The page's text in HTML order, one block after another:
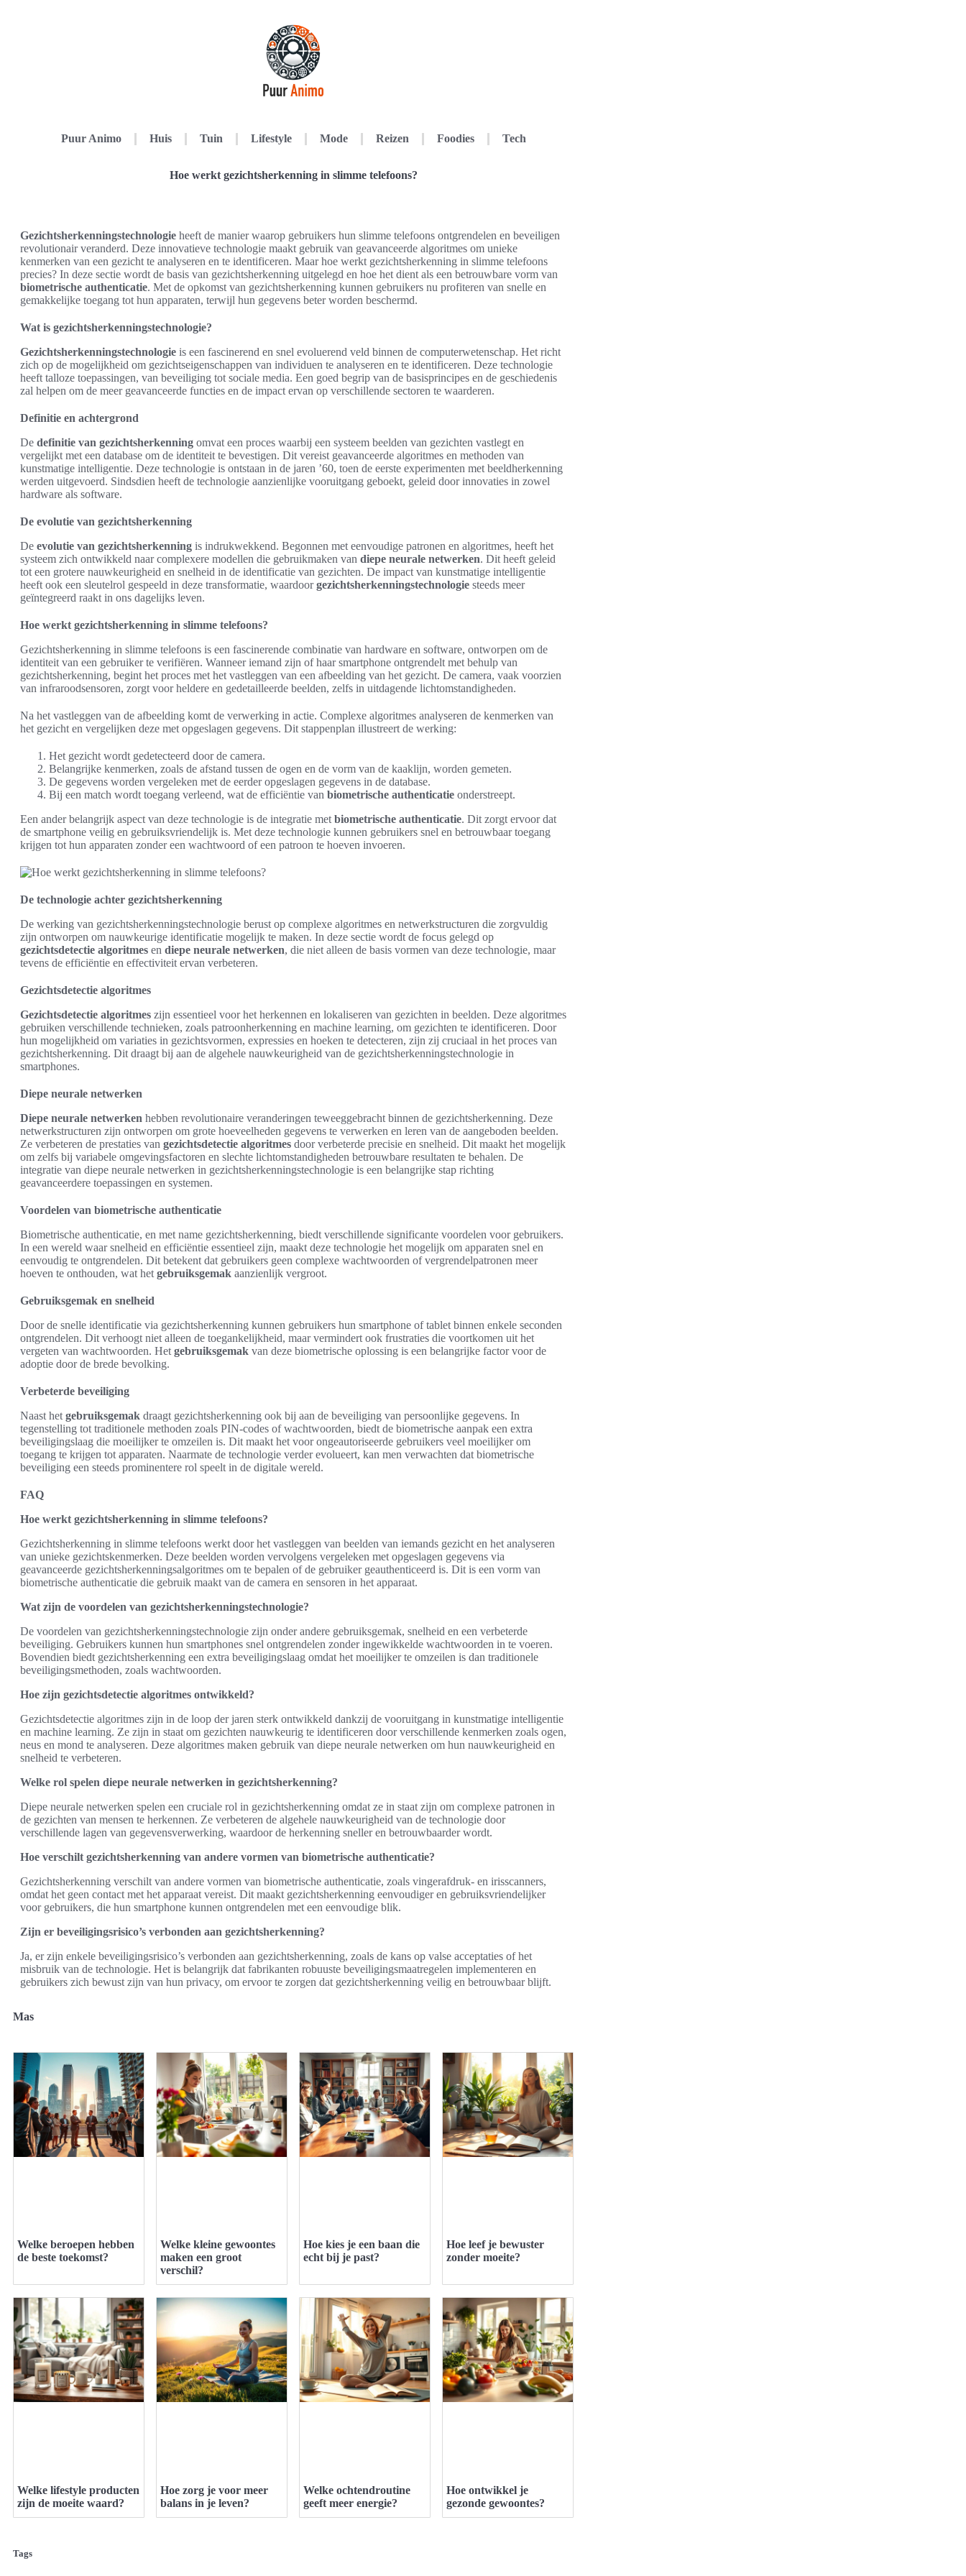
Puur Animo Huis Tuin Lifestyle Mode Reizen Foodies Tech
Hoe werkt gezichtsherkenning in slimme telefoons?
Gezichtsherkenningstechnologie heeft de manier waarop gebruikers hun slimme telefoons ontgrendelen en beveiligen
revolutionair veranderd. Deze innovatieve technologie maakt gebruik van geavanceerde algoritmes om unieke
kenmerken van een gezicht te analyseren en te identificeren. Maar hoe werkt gezichtsherkenning in slimme telefoons
precies? In deze sectie wordt de basis van gezichtsherkenning uitgelegd en hoe het dient als een betrouwbare vorm van
biometrische authenticatie. Met de opkomst van gezichtsherkenning kunnen gebruikers nu profiteren van snelle en
gemakkelijke toegang tot hun apparaten, terwijl hun gegevens beter worden beschermd.
Wat is gezichtsherkenningstechnologie?
Gezichtsherkenningstechnologie is een fascinerend en snel evoluerend veld binnen de computerwetenschap. Het richt
zich op de mogelijkheid om gezichtseigenschappen van individuen te analyseren en te identificeren. Deze technologie
heeft talloze toepassingen, van beveiliging tot sociale media. Een goed begrip van de basisprincipes en de geschiedenis
zal helpen om de meer geavanceerde functies en de impact ervan op verschillende sectoren te waarderen.
Definitie en achtergrond
De definitie van gezichtsherkenning omvat een proces waarbij een systeem beelden van gezichten vastlegt en
vergelijkt met een database om de identiteit te bevestigen. Dit vereist geavanceerde algoritmes en methoden van
kunstmatige intelligentie. Deze technologie is ontstaan in de jaren ’60, toen de eerste experimenten met beeldherkenning
werden uitgevoerd. Sindsdien heeft de technologie aanzienlijke vooruitgang geboekt, geleid door innovaties in zowel
hardware als software.
De evolutie van gezichtsherkenning
De evolutie van gezichtsherkenning is indrukwekkend. Begonnen met eenvoudige patronen en algoritmes, heeft het
systeem zich ontwikkeld naar complexere modellen die gebruikmaken van diepe neurale netwerken. Dit heeft geleid
tot een grotere nauwkeurigheid en snelheid in de identificatie van gezichten. De impact van kunstmatige intelligentie
heeft ook een sleutelrol gespeeld in deze transformatie, waardoorgezichtsherkenningstechnologie steeds meer
geïntegreerd raakt in ons dagelijks leven.
Hoe werkt gezichtsherkenning in slimme telefoons?
Gezichtsherkenning in slimme telefoons is een fascinerende combinatie van hardware en software, ontworpen om de
identiteit van een gebruiker te verifiëren. Wanneer iemand zijn of haar smartphone ontgrendelt met behulp van
gezichtsherkenning, begint het proces met het vastleggen van een afbeelding van het gezicht. De camera, vaak voorzien
van infraroodsensoren, zorgt voor heldere en gedetailleerde beelden, zelfs in uitdagende lichtomstandigheden.
Na het vastleggen van de afbeelding komt de verwerking in actie. Complexe algoritmes analyseren de kenmerken van
het gezicht en vergelijken deze met opgeslagen gegevens. Dit stappenplan illustreert de werking:
Het gezicht wordt gedetecteerd door de camera.
Belangrijke kenmerken, zoals de afstand tussen de ogen en de vorm van de kaaklijn, worden gemeten.
De gegevens worden vergeleken met de eerder opgeslagen gegevens in de database.
Bij een match wordt toegang verleend, wat de efficiëntie van biometrische authenticatie onderstreept.
Een ander belangrijk aspect van deze technologie is de integratie met biometrische authenticatie. Dit zorgt ervoor dat
de smartphone veilig en gebruiksvriendelijk is. Met deze technologie kunnen gebruikers snel en betrouwbaar toegang
krijgen tot hun apparaten zonder een wachtwoord of een patroon te hoeven invoeren.
De technologie achter gezichtsherkenning
De werking van gezichtsherkenningstechnologie berust op complexe algoritmes en netwerkstructuren die zorgvuldig
zijn ontworpen om nauwkeurige identificatie mogelijk te maken. In deze sectie wordt de focus gelegd op
gezichtsdetectie algoritmes en diepe neurale netwerken, die niet alleen de basis vormen van deze technologie, maar
tevens de efficiëntie en effectiviteit ervan verbeteren.
Gezichtsdetectie algoritmes
Gezichtsdetectie algoritmes zijn essentieel voor het herkennen en lokaliseren van gezichten in beelden. Deze algoritmes
gebruiken verschillende technieken, zoals patroonherkenning en machine learning, om gezichten te identificeren. Door
hun mogelijkheid om variaties in gezichtsvormen, expressies en hoeken te detecteren, zijn zij cruciaal in het proces van
gezichtsherkenning. Dit draagt bij aan de algehele nauwkeurigheid van de gezichtsherkenningstechnologie in
smartphones.
Diepe neurale netwerken
Diepe neurale netwerken hebben revolutionaire veranderingen teweeggebracht binnen de gezichtsherkenning. Deze
netwerkstructuren zijn ontworpen om grote hoeveelheden gegevens te verwerken en leren van de aangeboden beelden.
Ze verbeteren de prestaties van gezichtsdetectie algoritmes door verbeterde precisie en snelheid. Dit maakt het mogelijk
om zelfs bij variabele omgevingsfactoren en slechte lichtomstandigheden betrouwbare resultaten te behalen. De
integratie van diepe neurale netwerken in gezichtsherkenningstechnologie is een belangrijke stap richting
geavanceerdere toepassingen en systemen.
Voordelen van biometrische authenticatie
Biometrische authenticatie, en met name gezichtsherkenning, biedt verschillende significante voordelen voor gebruikers.
In een wereld waar snelheid en efficiëntie essentieel zijn, maakt deze technologie het mogelijk om apparaten snel en
eenvoudig te ontgrendelen. Dit betekent dat gebruikers geen complexe wachtwoorden of vergrendelpatronen meer
hoeven te onthouden, wat het gebruiksgemak aanzienlijk vergroot.
Gebruiksgemak en snelheid
Door de snelle identificatie via gezichtsherkenning kunnen gebruikers hun smartphone of tablet binnen enkele seconden
ontgrendelen. Dit verhoogt niet alleen de toegankelijkheid, maar vermindert ook frustraties die voortkomen uit het
vergeten van wachtwoorden. Het gebruiksgemak van deze biometrische oplossing is een belangrijke factor voor de
adoptie door de brede bevolking.
Verbeterde beveiliging
Naast het gebruiksgemak draagt gezichtsherkenning ook bij aan de beveiliging van persoonlijke gegevens. In
tegenstelling tot traditionele methoden zoals PIN-codes of wachtwoorden, biedt de biometrische aanpak een extra
beveiligingslaag die moeilijker te omzeilen is. Dit maakt het voor ongeautoriseerde gebruikers veel moeilijker om
toegang te krijgen tot apparaten. Naarmate de technologie verder evolueert, kan men verwachten dat biometrische
beveiliging een steeds prominentere rol speelt in de digitale wereld.
FAQ
Hoe werkt gezichtsherkenning in slimme telefoons?
Gezichtsherkenning in slimme telefoons werkt door het vastleggen van beelden van iemands gezicht en het analyseren
van unieke gezichtskenmerken. Deze beelden worden vervolgens vergeleken met opgeslagen gegevens via
geavanceerde gezichtsherkenningsalgoritmes om te bepalen of de gebruiker geauthenticeerd is. Dit is een vorm van
biometrische authenticatie die gebruik maakt van de camera en sensoren in het apparaat.
Wat zijn de voordelen van gezichtsherkenningstechnologie?
De voordelen van gezichtsherkenningstechnologie zijn onder andere gebruiksgemak, snelheid en een verbeterde
beveiliging. Gebruikers kunnen hun smartphones snel ontgrendelen zonder ingewikkelde wachtwoorden in te voeren.
Bovendien biedt gezichtsherkenning een extra beveiligingslaag omdat het moeilijker te omzeilen is dan traditionele
beveiligingsmethoden, zoals wachtwoorden.
Hoe zijn gezichtsdetectie algoritmes ontwikkeld?
Gezichtsdetectie algoritmes zijn in de loop der jaren sterk ontwikkeld dankzij de vooruitgang in kunstmatige intelligentie
en machine learning. Ze zijn in staat om gezichten nauwkeurig te identificeren door verschillende kenmerken zoals ogen,
neus en mond te analyseren. Deze algoritmes maken gebruik van diepe neurale netwerken om hun nauwkeurigheid en
snelheid te verbeteren.
Welke rol spelen diepe neurale netwerken in gezichtsherkenning?
Diepe neurale netwerken spelen een cruciale rol in gezichtsherkenning omdat ze in staat zijn om complexe patronen in
de gezichten van mensen te herkennen. Ze verbeteren de algehele nauwkeurigheid van de technologie door
verschillende lagen van gegevensverwerking, waardoor de herkenning sneller en betrouwbaarder wordt.
Hoe verschilt gezichtsherkenning van andere vormen van biometrische authenticatie?
Gezichtsherkenning verschilt van andere vormen van biometrische authenticatie, zoals vingerafdruk- en irisscanners,
omdat het geen contact met het apparaat vereist. Dit maakt gezichtsherkenning eenvoudiger en gebruiksvriendelijker
voor gebruikers, die hun smartphone kunnen ontgrendelen met een eenvoudige blik.
Zijn er beveiligingsrisico’s verbonden aan gezichtsherkenning?
Ja, er zijn enkele beveiligingsrisico’s verbonden aan gezichtsherkenning, zoals de kans op valse acceptaties of het
misbruik van de technologie. Het is belangrijk dat fabrikanten robuuste beveiligingsmaatregelen implementeren en
gebruikers zich bewust zijn van hun privacy, om ervoor te zorgen dat gezichtsherkenning veilig en betrouwbaar blijft.
Mas
Welke beroepen hebben
de beste toekomst?
Welke kleine gewoontes
maken een groot
verschil?
Hoe kies je een baan die
echt bij je past?
Hoe leef je bewuster
zonder moeite?
Welke lifestyle producten
zijn de moeite waard?
Hoe zorg je voor meer
balans in je leven?
Welke ochtendroutine
geeft meer energie?
Hoe ontwikkel je
gezonde gewoontes?
Tags